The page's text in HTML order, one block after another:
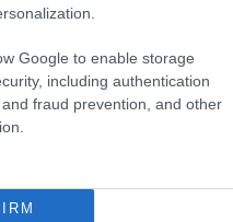
Google to enable storage
including authentication
fraud prevention, and other